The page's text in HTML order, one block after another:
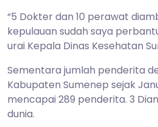
“5 Dokter dan 10 perawat
kepulauan sudah saya
urai Kepala Dinas Kesehatan
Sementara jumlah penderita
Kabupaten Sumenep sejak
mencapai 289 penderita. 3
dunia.